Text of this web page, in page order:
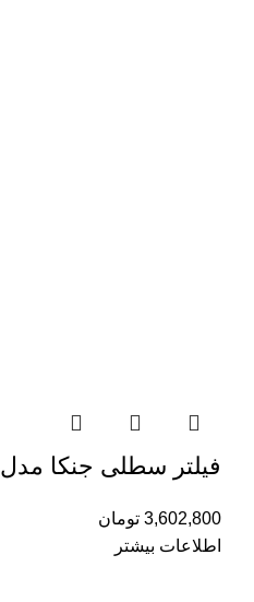
فیلتر سطلی جنکا مدل AE-500
3,602,800 تومان
اطلاعات بیشتر